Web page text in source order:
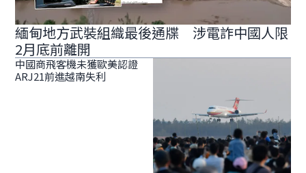
緬甸地方武裝組織最後通牒 涉電詐中國人限
2月底前離開
中國商飛客機未獲歐美認證
ARJ21前進越南失利